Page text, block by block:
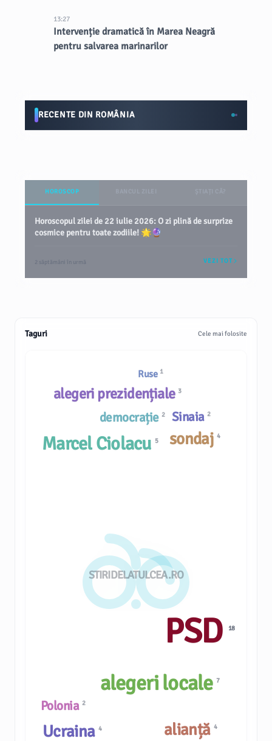
13:27
Intervenție dramatică în Marea Neagră
pentru salvarea marinarilor
RECENTE DIN ROMÂNIA
HOROSCOP
Horoscopul zilei de 22 iulie 2026: O zi plină de surprize
cosmice pentru toate zodiile! 🌟🔮
2 săptămâni în urmă VEZI TOT
Taguri Cele mai folosite
STIRIDELATULCEA.RO
sondaj4
Ruse 1
democrație 2
Polonia 2
PSD 18
alegeri prezidențiale 3
alianță 4
Marcel Ciolacu 5
Sinaia 2
Ucraina 4
alegeri locale7